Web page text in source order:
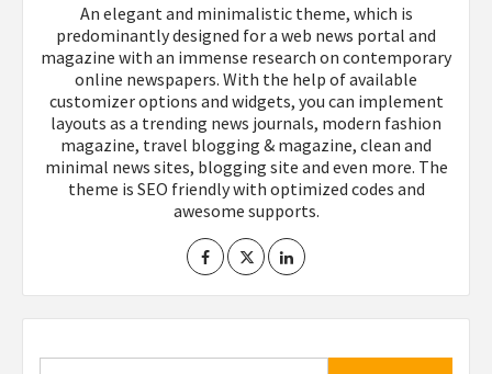
An elegant and minimalistic theme, which is
predominantly designed for a web news portal and
magazine with an immense research on contemporary
online newspapers. With the help of available
customizer options and widgets, you can implement
layouts as a trending news journals, modern fashion
magazine, travel blogging & magazine, clean and
minimal news sites, blogging site and even more. The
theme is SEO friendly with optimized codes and
awesome supports.